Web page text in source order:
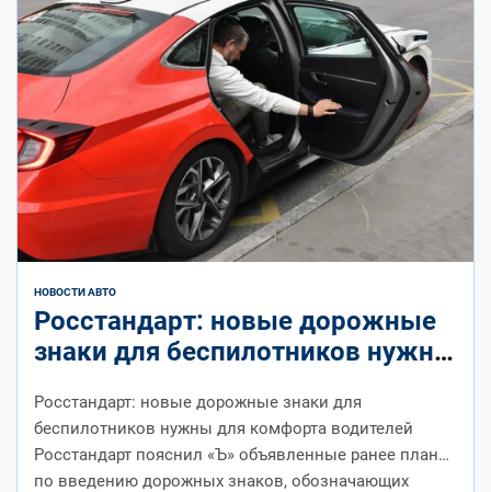
НОВОСТИ АВТО
Росстандарт: новые дорожные
знаки для беспилотников нужны
Коммерсантъ
Росстандарт: новые дорожные знаки для
беспилотников нужны для комфорта водителей
Росстандарт пояснил «Ъ» объявленные ранее планы
по введению дорожных знаков, обозначающих